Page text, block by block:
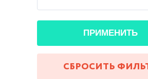
ПРИМЕНИТЬ
СБРОСИТЬ